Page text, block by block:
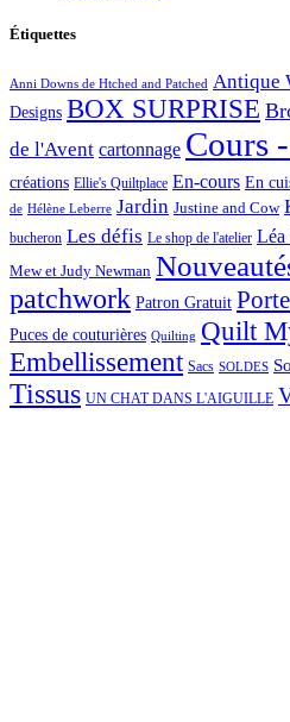
Étiquettes
Anni Downs de Htched and Patched Antique
Designs BOX SURPRISE
de l'Avent cartonnage Cours
créations Ellie's Quiltplace En-cours En
de Hélène Leberre Jardin Justine and Cow
bucheron Les défis Le shop de l'atelier Léa
Mew et Judy Newman
patchwork Patron Gratuit
Puces de couturières Quilting Quilt
Embellissement Sacs SOLDES
Tissus UN CHAT DANS L'AIGUILLE